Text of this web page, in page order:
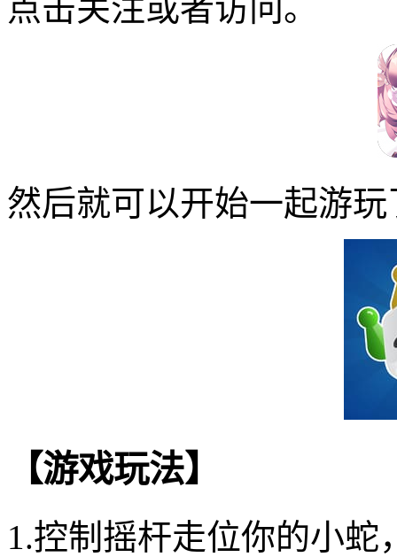
点击关注或者访问。
然后就可以开始一起游玩
【游戏玩法】
1.控制摇杆走位你的小